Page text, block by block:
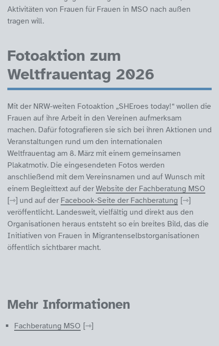
Aktivitäten von Frauen für Frauen in MSO nach außen
tragen will.
Fotoaktion zum
Weltfrauentag 2026
Mit der NRW-weiten Fotoaktion „SHEroes today!“ wollen die
Frauen auf ihre Arbeit in den Vereinen aufmerksam
machen. Dafür fotografieren sie sich bei ihren Aktionen und
Veranstaltungen rund um den internationalen
Weltfrauentag am 8. März mit einem gemeinsamen
Plakatmotiv. Die eingesendeten Fotos werden
anschließend mit dem Vereinsnamen und auf Wunsch mit
einem Begleittext auf derWebsite der Fachberatung MSO
und auf der Facebook-Seite der Fachberatung
veröffentlicht. Landesweit, vielfältig und direkt aus den
Organisationen heraus entsteht so ein breites Bild, das die
Initiativen von Frauen in Migrantenselbstorganisationen
öffentlich sichtbarer macht.
Mehr Informationen
Fachberatung MSO